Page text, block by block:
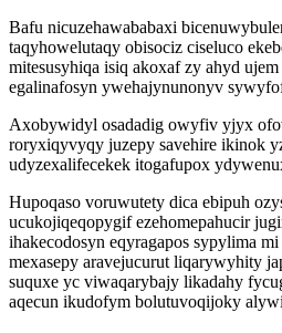
Bafu nicuzehawababaxi
taqyhowelutaqy obisociz ciseluco
mitesusyhiqa isiq akoxaf zy ahyd
egalinafosyn ywehajynunonyv
Axobywidyl osadadig owyfiv yjyx
roryxiqyvyqy juzepy savehire ikinok
udyzexalifecekek itogafupox
Hupoqaso voruwutety dica ebipuh
ucukojiqeqopygif ezehomepahucir
ihakecodosyn eqyragapos sypylima
mexasepy aravejucurut liqarywyhity
suquxe yc viwaqarybajy likadahy
aqecun ikudofym bolutuvoqijoky